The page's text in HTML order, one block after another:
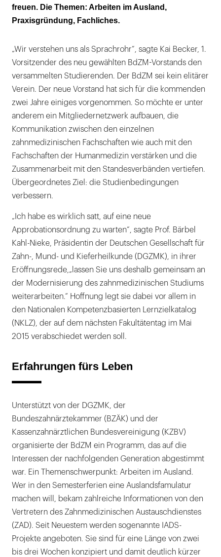
Studenten
über
speziellen
Aufgaben
Kammern.
Außerdem
plädierte
er
für
mehr
Engagement
in
den
|
freuen. Die Themen: Arbeiten im Ausland,
Praxisgründung, Fachliches.
„Wir verstehen uns als Sprachrohr“, sagte Kai Becker, 1.
Vorsitzender des neu gewählten BdZM-Vorstands den
versammelten Studierenden. Der BdZM sei kein elitärer
Verein. Der neue Vorstand hat sich für die kommenden
zwei Jahre einiges vorgenommen. So möchte er unter
anderem ein Mitgliedernetzwerk aufbauen, die
Kommunikation zwischen den einzelnen
zahnmedizinischen Fachschaften wie auch mit den
Fachschaften der Humanmedizin verstärken und die
Zusammenarbeit mit den Standesverbänden vertiefen.
Übergeordnetes Ziel: die Studienbedingungen
verbessern.
„Ich habe es wirklich satt, auf eine neue
Approbationsordnung zu warten“, sagte Prof. Bärbel
Kahl-Nieke, Präsidentin der Deutschen Gesellschaft für
Zahn-, Mund- und Kieferheilkunde (DGZMK), in ihrer
Eröffnungsrede,„lassen Sie uns deshalb gemeinsam an
der Modernisierung des zahnmedizinischen Studiums
weiterarbeiten.“ Hoffnung legt sie dabei vor allem in
den Nationalen Kompetenzbasierten Lernzielkatalog
(NKLZ), der auf dem nächsten Fakultätentag im Mai
2015 verabschiedet werden soll.
Erfahrungen fürs Leben
Unterstützt von der DGZMK, der
Bundeszahnärztekammer (BZÄK) und der
Kassenzahnärztlichen Bundesvereinigung (KZBV)
organisierte der BdZM ein Programm, das auf die
Interessen der nachfolgenden Generation abgestimmt
war. Ein Themenschwerpunkt: Arbeiten im Ausland.
Wer in den Semesterferien eine Auslandsfamulatur
machen will, bekam zahlreiche Informationen von den
Vertretern des Zahnmedizinischen Austauschdienstes
(ZAD). Seit Neuestem werden sogenannte IADS-
Projekte angeboten. Sie sind für eine Länge von zwei
bis drei Wochen konzipiert und damit deutlich kürzer